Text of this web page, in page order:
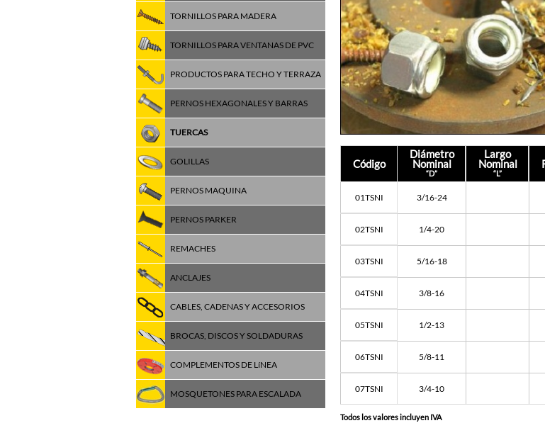
TORNILLOS PARA MADERA
TORNILLOS PARA VENTANAS DE PVC
PRODUCTOS PARA TECHO Y TERRAZA
PERNOS HEXAGONALES Y BARRAS
TUERCAS
GOLILLAS
PERNOS MAQUINA
PERNOS PARKER
REMACHES
ANCLAJES
CABLES, CADENAS Y ACCESORIOS
BROCAS, DISCOS Y SOLDADURAS
COMPLEMENTOS DE LíNEA
MOSQUETONES PARA ESCALADA
Código
Diámetro
Nominal
“D”
Largo
Nominal
“L”
01TSNI 3/16-24
02TSNI 1/4-20
03TSNI 5/16-18
04TSNI 3/8-16
05TSNI 1/2-13
06TSNI 5/8-11
07TSNI 3/4-10
Todos los valores incluyen IVA